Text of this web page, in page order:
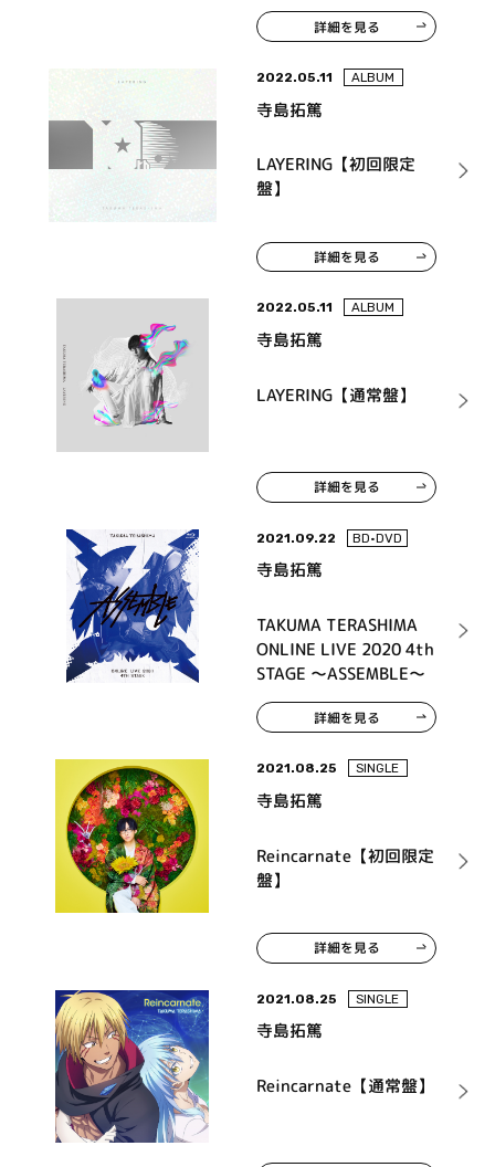
詳細を見る
2022.05.11 ALBUM
寺島拓篤
LAYERING【初回限定
盤】
詳細を見る
2022.05.11 ALBUM
寺島拓篤
LAYERING【通常盤】
詳細を見る
2021.09.22 BD•DVD
寺島拓篤
TAKUMA TERASHIMA
ONLINE LIVE 2020 4th
STAGE ～ASSEMBLE～
詳細を見る
2021.08.25 SINGLE
寺島拓篤
Reincarnate【初回限定
盤】
詳細を見る
2021.08.25 SINGLE
寺島拓篤
Reincarnate【通常盤】